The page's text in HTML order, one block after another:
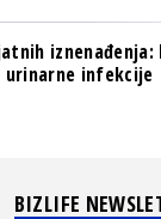
urinarne infekcije
BIZLIFE